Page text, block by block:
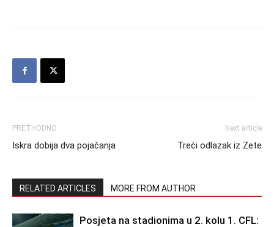
PRETHODNO
Iskra dobija dva pojačanja
Next article
Treći odlazak iz Zete
RELATED ARTICLES MORE FROM AUTHOR
Posjeta na stadionima u 2. kolu 1. CFL: